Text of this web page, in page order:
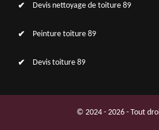
Devis nettoyage de toiture 89
Peinture toiture 89
Devis toiture 89
© 2024 - 2026 - Tout